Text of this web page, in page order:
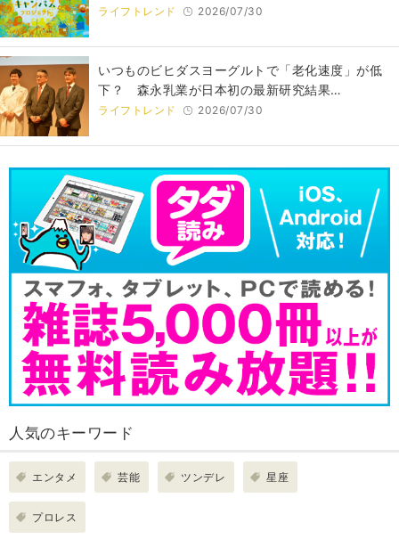
ライフトレンド 2026/07/30
いつものビヒダスヨーグルトで「老化速度」が低
下？ 森永乳業が日本初の最新研究結果…
ライフトレンド 2026/07/30
人気のキーワード
エンタメ 芸能 ツンデレ 星座
プロレス